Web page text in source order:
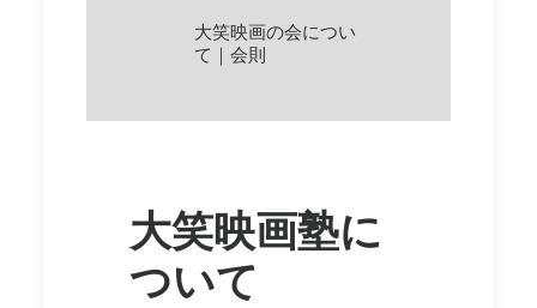
大笑映画の会につい
て｜会則
大笑映画塾に
ついて